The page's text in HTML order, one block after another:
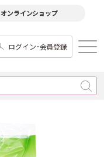
オンラインショップ
ログイン･会員登録